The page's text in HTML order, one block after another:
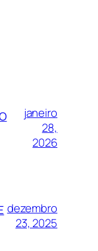
janeiro
28,
2026
dezembro
23, 2025